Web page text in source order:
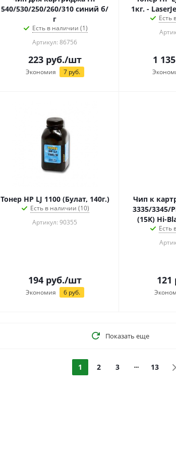
540/530/250/260/310 синий б/
г
Есть в наличии (1)
Артикул: 86756
223руб./шт
Экономия 7руб.
1кг. -
Есть
1 135
Тонер HP LJ 1100 (Булат, 140г.)
Есть в наличии (10)
Артикул: 90355
194руб./шт
Экономия 6руб.
Чип к
3335/3345/
(15K) Hi-
Есть
121
Показать еще
1 2 3 13